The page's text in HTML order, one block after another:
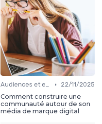
Audiences et engagement •
22/11/2025
Comment construire une
communauté autour de son
média de marque digital